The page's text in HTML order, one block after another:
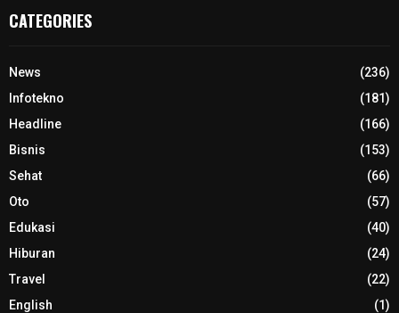
CATEGORIES
News
(236)
Infotekno
(181)
Headline
(166)
Bisnis
(153)
Sehat
(66)
Oto
(57)
Edukasi
(40)
Hiburan
(24)
Travel
(22)
English
(1)